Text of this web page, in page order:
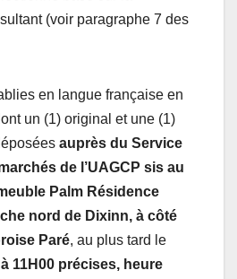
(voir paragraphe 7 des
en langue française en
un (1) original et une (1)
auprès du Service
de l’UAGCP sis au
Palm Résidence
nord de Dixinn, à côté
Paré, au plus tard le
à 11H00 précises, heure